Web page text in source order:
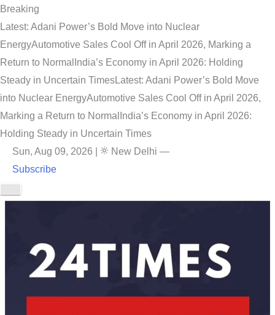
Breaking
Latest: Adani Power’s Bold Move into Nuclear
EnergyAutomotive Sales Cool Off in April 2026, Marking a
Return to Normal India’s Economy in April 2026: Holding
Steady in Uncertain TimesLatest: Adani Power’s Bold Move
into Nuclear EnergyAutomotive Sales Cool Off in April 2026,
Marking a Return to Normal India’s Economy in April 2026:
Holding Steady in Uncertain Times
Sun, Aug 09, 2026
New Delhi —
Subscribe